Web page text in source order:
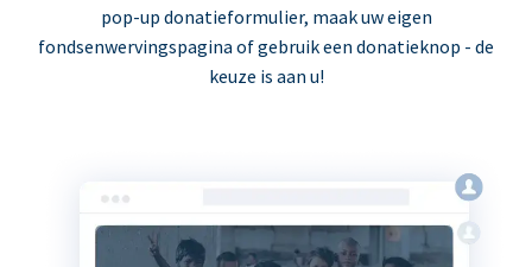
pop-up donatieformulier, maak uw eigen
fondsenwervingspagina of gebruik een donatieknop - de
keuze is aan u!